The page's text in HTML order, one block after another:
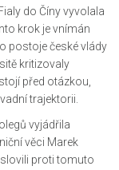
do Číny vyvolala
krok je vnímán
postoje české vlády
kritizovaly
před otázkou,
trajektorii.
vyjádřila
věci Marek
proti tomuto